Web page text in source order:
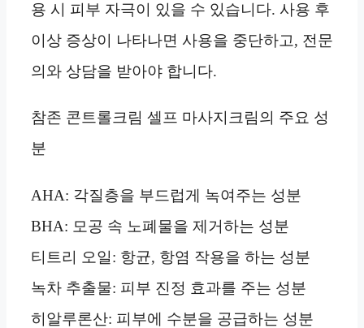
용 시 피부 자극이 있을 수 있습니다. 사용 후
이상 증상이 나타나면 사용을 중단하고, 전문
의와 상담을 받아야 합니다.
참존 콘트롤크림 셀프 마사지크림의 주요 성
분
AHA: 각질층을 부드럽게 녹여주는 성분
BHA: 모공 속 노폐물을 제거하는 성분
티트리 오일: 항균, 항염 작용을 하는 성분
녹차 추출물: 피부 진정 효과를 주는 성분
히알루론산: 피부에 수분을 공급하는 성분